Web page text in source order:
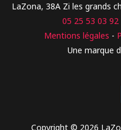
LaZona, 38A Zi les grands
05 25 53 03 92
Mentions légales -
Une marque
Copyright © 2026